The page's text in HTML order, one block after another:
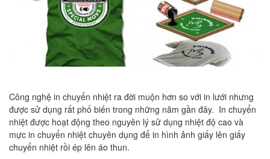
Công nghệ in chuyển nhiệt ra đời muộn hơn so với in lưới nhưng
được sử dụng rất phố biến trong những năm gần đây. In chuyển
nhiệt được hoạt động theo nguyên lý sử dụng nhiệt độ cao và
mực in chuyển nhiệt chuyên dụng để in hình ảnh giấy lên giấy
chuyển nhiệt rồi ép lên áo thun.